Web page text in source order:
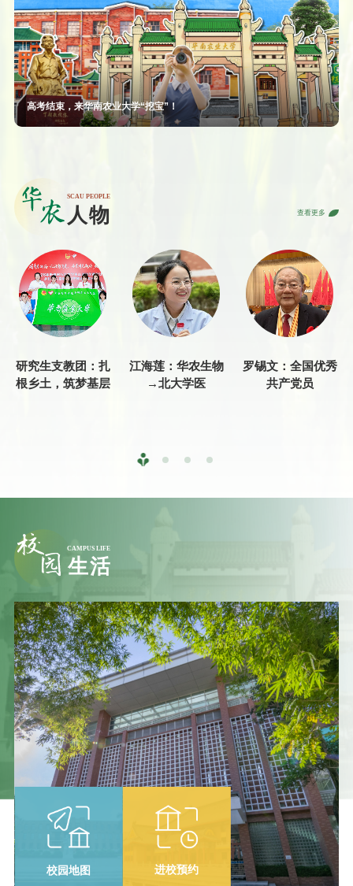
高考结束，来华南农业大学“挖宝”！
查看更多
研究生支教团：扎
根乡土，筑梦基层
江海莲：华农生物
→北大学医
罗锡文：全国优秀
共产党员
校园地图 进校预约